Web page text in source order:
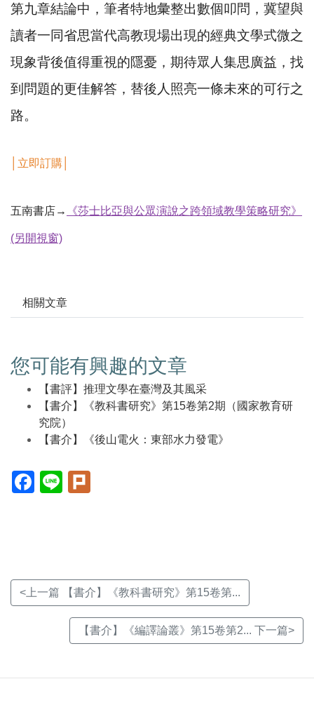
第九章結論中，筆者特地彙整出數個叩問，冀望與
讀者一同省思當代高教現場出現的經典文學式微之
現象背後值得重視的隱憂，期待眾人集思廣益，找
到問題的更佳解答，替後人照亮一條未來的可行之
路。
立即訂購
五南書店→ 《莎士比亞與公眾演說之跨領域教學策略研究》
(另開視窗)
相關文章
您可能有興趣的文章
【書評】推理文學在臺灣及其風采
【書介】《教科書研究》第15卷第2期（國家教育研
究院）
【書介】《後山電火：東部水力發電》
Facebook(另
開
Line(另
開
<上一篇 【書介】《教科書研究》第15卷第...
【書介】《編譯論叢》第15卷第2... 下一篇>